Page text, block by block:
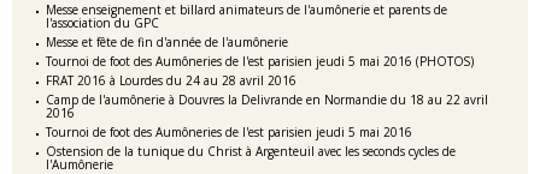
Messe enseignement et billard animateurs de l'aumônerie et parents de
l'association du GPC
Messe et fête de fin d'année de l'aumônerie
Tournoi de foot des Aumôneries de l'est parisien jeudi 5 mai 2016 (PHOTOS)
FRAT 2016 à Lourdes du 24 au 28 avril 2016
Camp de l'aumônerie à Douvres la Delivrande en Normandie du 18 au 22 avril
2016
Tournoi de foot des Aumôneries de l'est parisien jeudi 5 mai 2016
Ostension de la tunique du Christ à Argenteuil avec les seconds cycles de
l'Aumônerie